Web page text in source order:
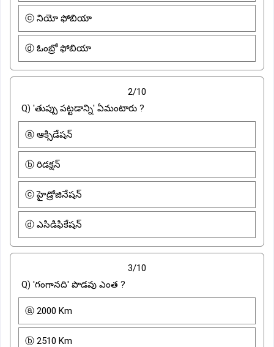
ⓒ నియో ఫోబియా
ⓓ ఓంబ్రో ఫోబియా
2/10
Q) 'తుప్పు పట్టడాన్ని' ఏమంటారు ?
ⓐ ఆక్సిడేషన్
ⓑ రిడక్షన్
ⓒ హైడ్రోజినేషన్
ⓓ ఎసిడిఫికేషన్
3/10
Q) 'గంగానది' పొడవు ఎంత ?
ⓐ 2000 Km
ⓑ 2510 Km